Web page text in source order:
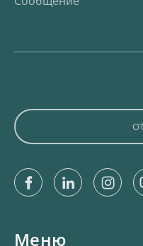
FacebookLinkedin
Меню